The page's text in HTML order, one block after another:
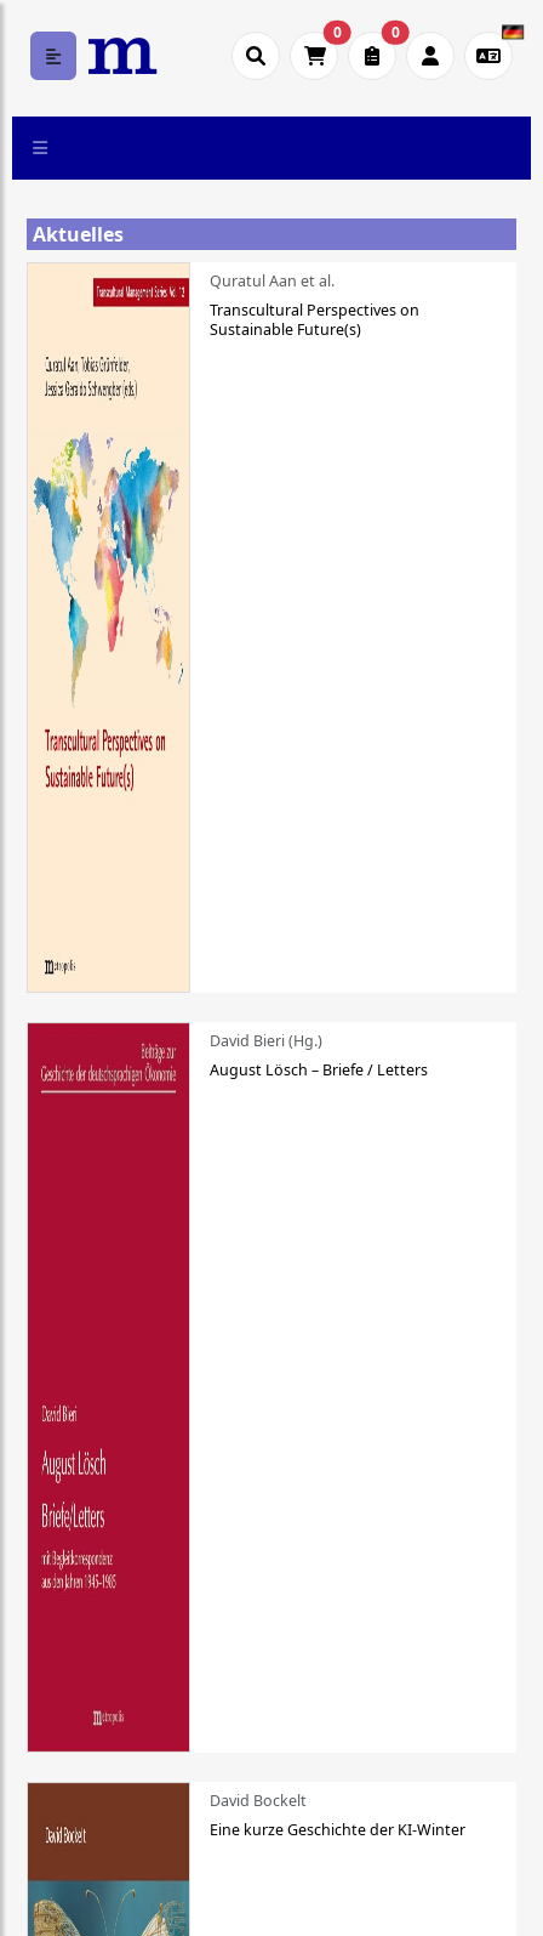
0 0
Aktuelles
Quratul Aan et al.
Transcultural Perspectives on
Sustainable Future(s)
David Bieri (Hg.)
August Lösch – Briefe / Letters
David Bockelt
Eine kurze Geschichte der KI-Winter